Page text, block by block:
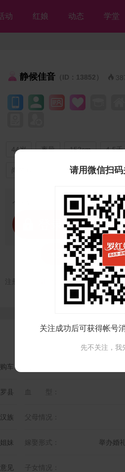
动 红娘 动态 学堂
静候佳音 （ID：13852） 
44岁 离异 152cm 4-5千
尚未购房 期望三年内结婚
个人独白：
 登录注册后可
发私信
VIP会员可见 最后登录
车
县 血 型：
汉族 父母情况：
妹 嫁娶形式： 举办婚
见 子女情况：
请用微信扫
关注成功后可获得帐号
先不关注，我